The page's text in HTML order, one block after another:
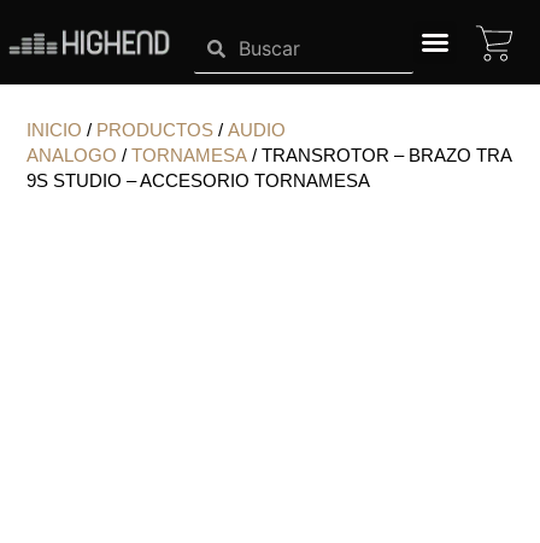
contenido
INICIO / PRODUCTOS / AUDIO
ANALOGO / TORNAMESA / TRANSROTOR – BRAZO TRA
9S STUDIO – ACCESORIO TORNAMESA